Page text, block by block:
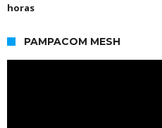
horas
PAMPACOM MESH